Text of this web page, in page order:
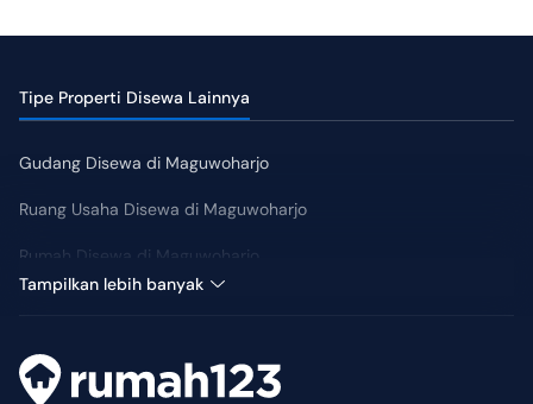
Tipe Properti Disewa Lainnya
Gudang Disewa di Maguwoharjo
Ruang Usaha Disewa di Maguwoharjo
Rumah Disewa di Maguwoharjo
Harga Tengah: Rp 120 Juta
Tampilkan lebih banyak